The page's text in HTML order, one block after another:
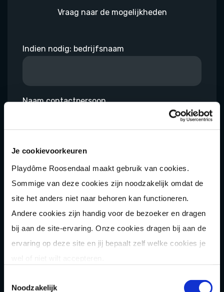
Je cookievoorkeuren
Playdôme Roosendaal maakt gebruik van cookies.
Sommige van deze cookies zijn noodzakelijk omdat de
site het anders niet naar behoren kan functioneren.
Andere cookies zijn handig voor de bezoeker en dragen
bij aan de site-ervaring. Onze cookies dragen bij aan de
ervaring op deze site en jij bepaalt zelf welke cookies je
Noodzakelijk
Vraag naar de mogelijkheden
Indien nodig: bedrijfsnaam
Naam contactpersoon
E-mailadres